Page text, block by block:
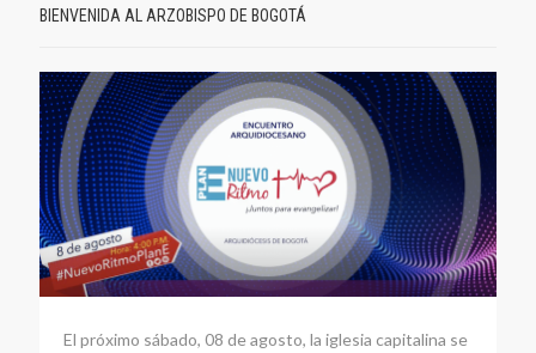
BIENVENIDA AL ARZOBISPO DE BOGOTÁ
El próximo sábado, 08 de agosto, la iglesia capitalina se